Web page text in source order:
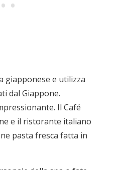
giapponese e utilizza
dal Giappone.
Il Café
e il ristorante italiano
pasta fresca fatta in